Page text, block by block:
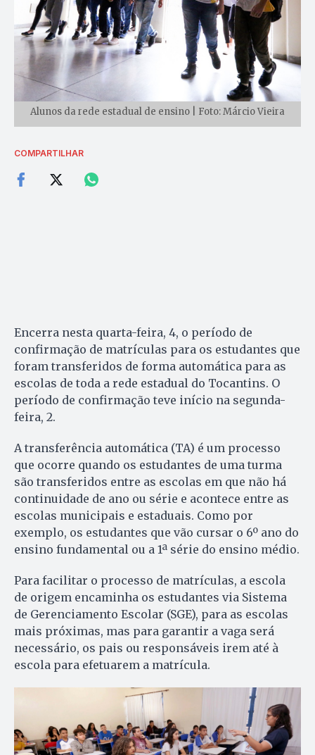
Alunos da rede estadual de ensino | Foto: Márcio Vieira
COMPARTILHAR
Encerra nesta quarta-feira, 4, o período de
confirmação de matrículas para os estudantes que
foram transferidos de forma automática para as
escolas de toda a rede estadual do Tocantins. O
período de confirmação teve início na segunda-
feira, 2.
A transferência automática (TA) é um processo
que ocorre quando os estudantes de uma turma
são transferidos entre as escolas em que não há
continuidade de ano ou série e acontece entre as
escolas municipais e estaduais. Como por
exemplo, os estudantes que vão cursar o 6º ano do
ensino fundamental ou a 1ª série do ensino médio.
Para facilitar o processo de matrículas, a escola
de origem encaminha os estudantes via Sistema
de Gerenciamento Escolar (SGE), para as escolas
mais próximas, mas para garantir a vaga será
necessário, os pais ou responsáveis irem até à
escola para efetuarem a matrícula.